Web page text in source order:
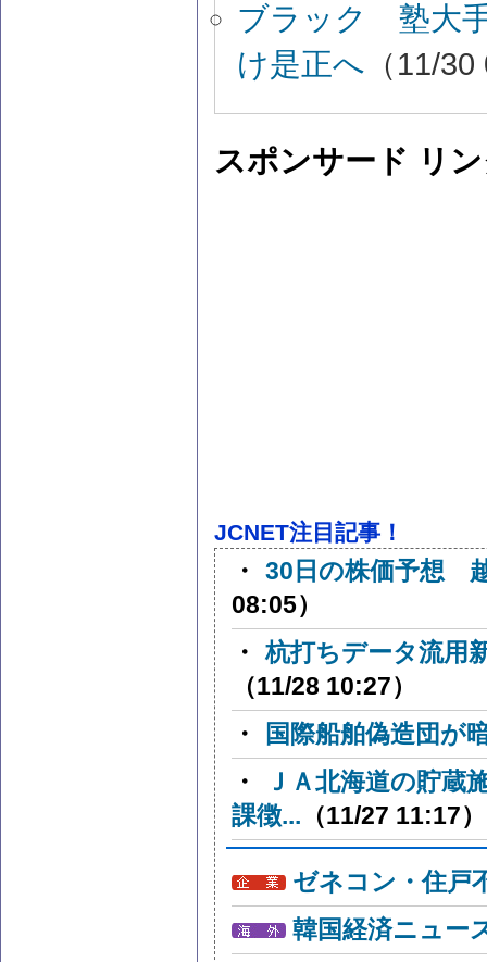
ブラック 塾大
け是正へ （11/
スポンサード リ
JCNET注目記事！
・ 30日の株価予想
08:05）
・ 杭打ちデータ流用
（11/28 10:27）
・
国際船舶偽造団が
・
ＪＡ北海道の貯
課徴... （11/27 11:17）
ゼネコン・住戸
韓国経済ニュー